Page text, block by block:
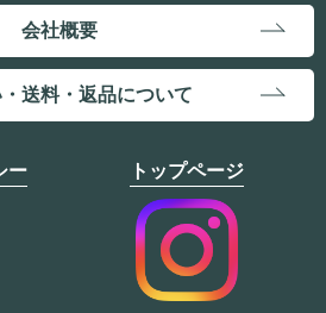
会社概要
送料・返品について
ー トップページ